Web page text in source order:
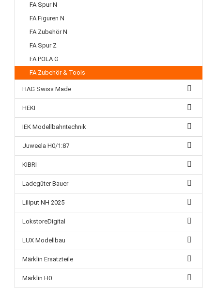
FA Spur N
FA Figuren N
FA Zubehör N
FA Spur Z
FA POLA G
FA Zubehör & Tools
HAG Swiss Made
HEKI
IEK Modellbahntechnik
Juweela H0/1:87
KIBRI
Ladegüter Bauer
Liliput NH 2025
LokstoreDigital
LUX Modellbau
Märklin Ersatzteile
Märklin H0